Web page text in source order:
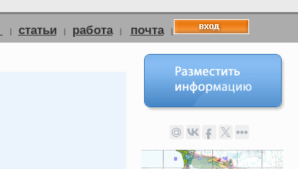
| статьи | работа | почта |